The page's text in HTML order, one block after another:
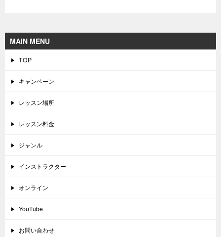
MAIN MENU
TOP
キャンペーン
レッスン場所
レッスン料金
ジャンル
インストラクター
オンライン
YouTube
お問い合わせ